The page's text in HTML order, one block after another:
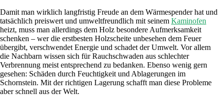
Damit man wirklich langfristig Freude an dem Wärmespender hat und
tatsächlich preiswert und umweltfreundlich mit seinem Kaminofen
heizt, muss man allerdings dem Holz besondere Aufmerksamkeit
schenken – wer die erstbesten Holzscheite unbesehen dem Feuer
übergibt, verschwendet Energie und schadet der Umwelt. Vor allem
die Nachbarn wissen sich für Rauchschwaden aus schlechter
Verbrennung meist entsprechend zu bedanken. Ebenso wenig gern
gesehen: Schäden durch Feuchtigkeit und Ablagerungen im
Schornstein. Mit der richtigen Lagerung schafft man diese Probleme
aber schnell aus der Welt.